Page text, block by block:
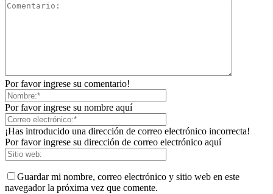
Por favor ingrese su comentario!
Por favor ingrese su nombre aquí
¡Has introducido una dirección de correo electrónico incorrecta!
Por favor ingrese su dirección de correo electrónico aquí
Guardar mi nombre, correo electrónico y sitio web en este
navegador la próxima vez que comente.